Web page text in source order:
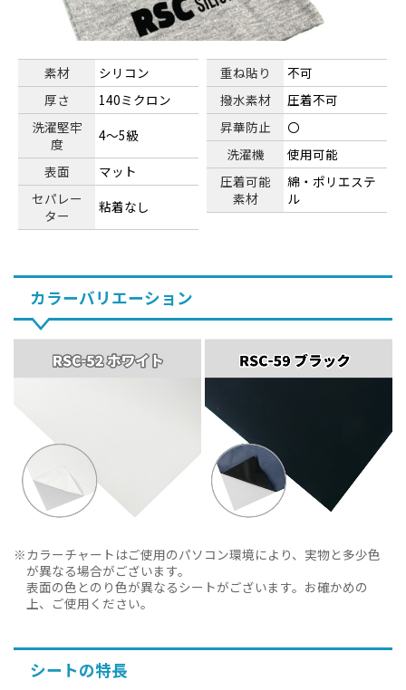
素材
シリコン
厚さ
140ミクロン
洗濯堅牢
度
4～5級
表面
マット
セパレー
ター
粘着なし
重ね貼り
不可
撥水素材
圧着不可
昇華防止
〇
洗濯機
使用可能
圧着可能
素材
綿・ポリエステ
ル
カラーバリエーション
カラーチャートはご使用のパソコン環境により、実物と多少色
が異なる場合がございます。
表面の色とのり色が異なるシートがございます。お確かめの
上、ご使用ください。
シートの特長